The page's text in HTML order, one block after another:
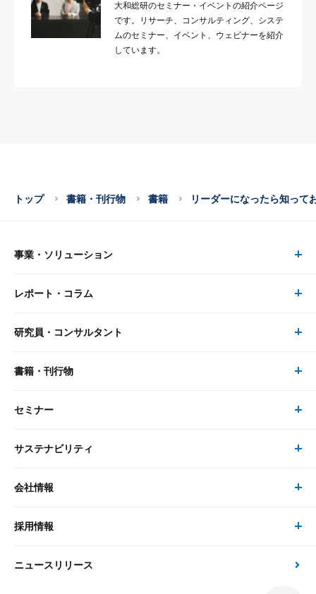
大和総研のセミナー・イベントの紹介ページ
です。リサーチ、コンサルティング、システ
ムのセミナー、イベント、ウェビナーを紹介
しています。
トップ 書籍・刊行物 書籍 リーダーになったら知って
事業・ソリューション
事業・ソリューション トップ
リサーチ
大和総研の強み
先端テクノロジーに基づく新たな価値の創出
レポート・コラム
レポート・コラム トップ
最新のレポート・コラム
政策分析
研究員・コンサルタント
研究員・コンサルタント トップ
研究員
書籍・刊行物
書籍・刊行物 トップ
書籍
セミナー
セミナー トップ
現在受付中のセミナー・イベント
サステナビリティ
サステナビリティの取り組み
次世代社会への貢献
会社情報
会社情報 トップ
会社概要・役員一覧
採用情報
採用情報 トップ
ニュースリリース